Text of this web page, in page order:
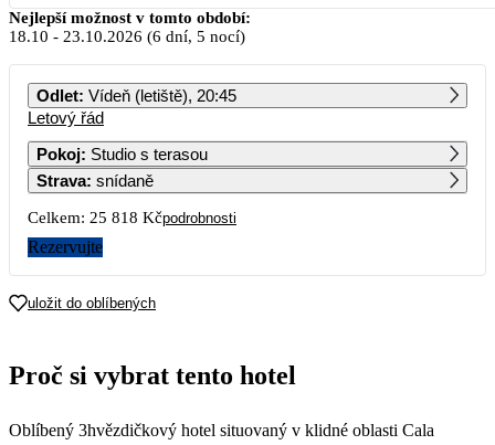
Říjen 2026
PO ÚT ST ČT PÁ SO NE
20 319 19 409 18 429 15 779
5 6
12
19 20
Nejlepší možnost v tomto období:
18.10 - 23.10.2026 (6 dní, 5 nocí)
Odlet: Vídeň (letiště), 20:45
Letový řád
Pokoj:
Studio s terasou
Strava: snídaně
Celkem: 25 818 Kčpodrobnosti
Rezervujte
uložit do oblíbených
Proč si vybrat tento hotel
Oblíbený 3hvězdičkový hotel situovaný v klidné oblasti Cala